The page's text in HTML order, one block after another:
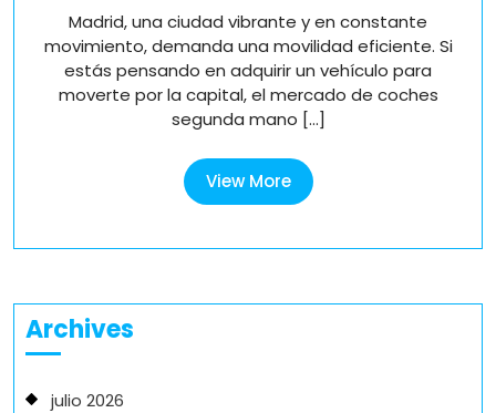
Madrid, una ciudad vibrante y en constante
movimiento, demanda una movilidad eficiente. Si
estás pensando en adquirir un vehículo para
moverte por la capital, el mercado de coches
segunda mano [...]
View MoreView
More
Archives
julio 2026